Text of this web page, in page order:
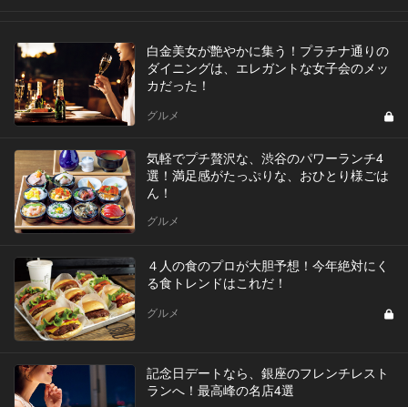
白金美女が艶やかに集う！プラチナ通りの
ダイニングは、エレガントな女子会のメッ
カだった！
グルメ
気軽でプチ贅沢な、渋谷のパワーランチ4
選！満足感がたっぷりな、おひとり様ごは
ん！
グルメ
４人の食のプロが大胆予想！今年絶対にく
る食トレンドはこれだ！
グルメ
記念日デートなら、銀座のフレンチレスト
ランへ！最高峰の名店4選